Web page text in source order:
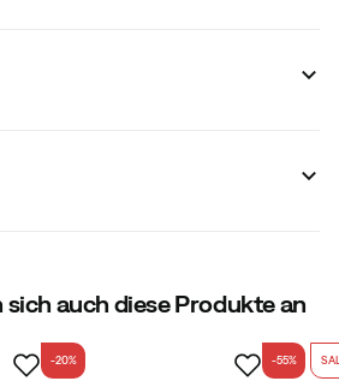
auch diese Produkte an
-20% -55%